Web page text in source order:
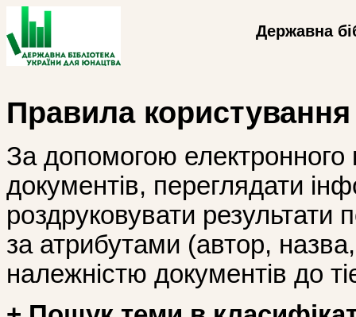
Державна
Правила
За допомогою
документів, переглядати
роздруковувати
за атрибутами (автор, назва,
належністю документів до